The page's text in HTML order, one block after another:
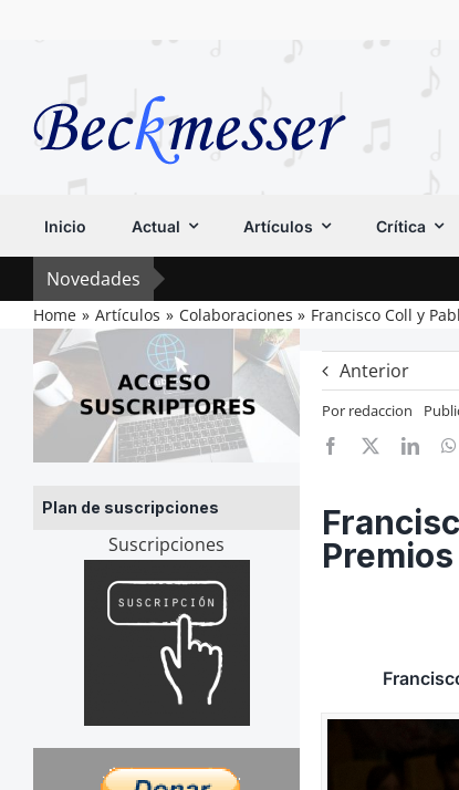
Inicio Actual Artículos Crítica
Novedades
Home Artículos Colaboraciones Francisco Coll y
Plan de suscripciones
Suscripciones
Anterior
Por redaccion